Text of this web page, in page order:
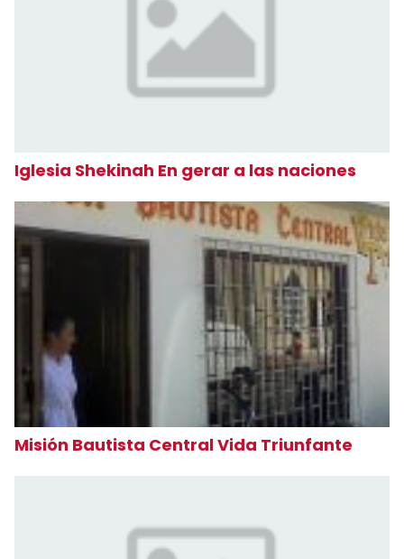
Iglesia Shekinah En gerar a las naciones
Misión Bautista Central Vida Triunfante